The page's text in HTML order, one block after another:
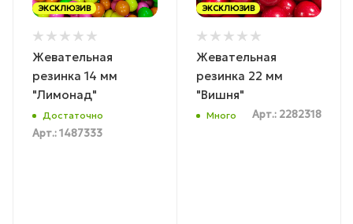
ЭКСКЛЮЗИВ
Жевательная
резинка 14 мм
"Лимонад"
Достаточно
Арт.: 1487333
ЭКСКЛЮЗИВ
Жевательная
резинка 22 мм
"Вишня"
Много Арт.: 2282318